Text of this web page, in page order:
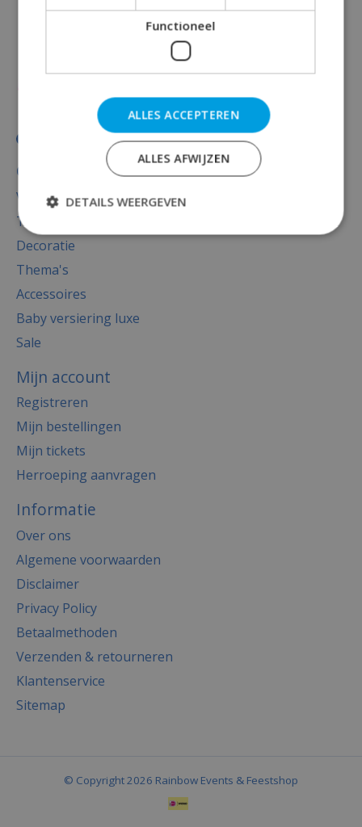
Categorieën
Versiering
Totaal thema feest
Decoratie
Thema's
Accessoires
Baby versiering luxe
Sale
Mijn account
Registreren
Mijn bestellingen
Mijn tickets
Herroeping aanvragen
Informatie
Over ons
Algemene voorwaarden
Disclaimer
Privacy Policy
Betaalmethoden
Verzenden & retourneren
Klantenservice
Sitemap
© Copyright 2026 Rainbow Events & Feestshop
Functioneel
ALLES ACCEPTEREN
ALLES AFWIJZEN
DETAILS WEERGEVEN